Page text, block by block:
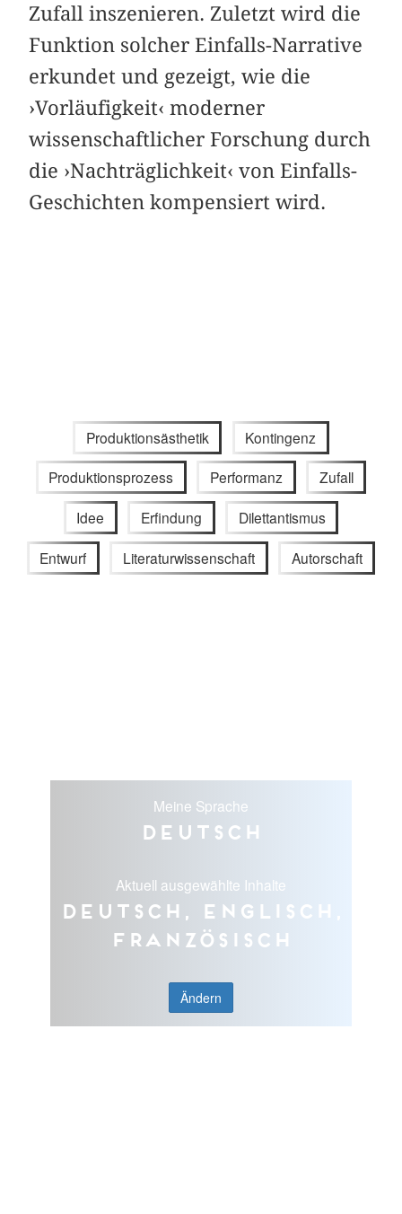
Zufall inszenieren. Zuletzt wird die
Funktion solcher Einfalls-Narrative
erkundet und gezeigt, wie die
›Vorläufigkeit‹ moderner
wissenschaftlicher Forschung durch
die ›Nachträglichkeit‹ von Einfalls-
Geschichten kompensiert wird.
Produktionsästhetik Kontingenz
Produktionsprozess Performanz Zufall
Idee Erfindung Dilettantismus
Entwurf Literaturwissenschaft Autorschaft
Meine Sprache
Deutsch
Aktuell ausgewählte Inhalte
Deutsch, Englisch,
Französisch
Ändern